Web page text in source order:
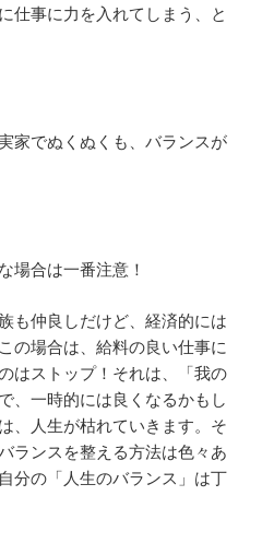
仕事に力を入れてしまう、と
家でぬくぬくも、バランスが
場合は一番注意！
も仲良しだけど、経済的には
の場合は、給料の良い仕事に
はストップ！それは、「我の
、一時的には良くなるかもし
、人生が枯れていきます。そ
ランスを整える方法は色々あ
分の「人生のバランス」は丁